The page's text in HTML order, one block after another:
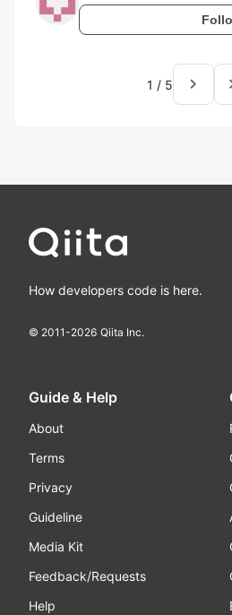
1 / 5 navigate_next
How developers code is here.
© 2011-2026 Qiita Inc.
Guide & Help
About
Terms
Privacy
Guideline
Media Kit
Feedback/Requests
Help